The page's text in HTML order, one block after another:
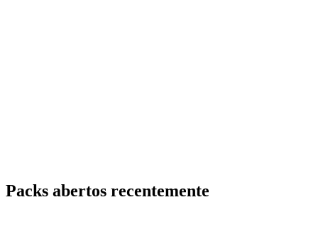
Packs abertos recentemente